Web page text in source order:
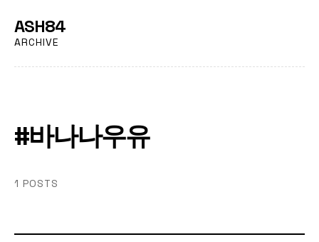
ASH84
ARCHIVE
#바나나우유
1 POSTS